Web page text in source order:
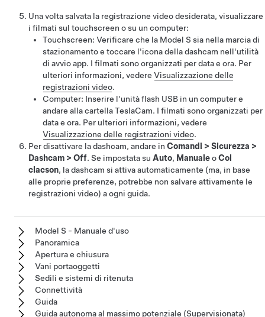
Una volta salvata la registrazione video desiderata, visualizzare
i filmati sul touchscreen o su un computer:
Touchscreen: Verificare che la Model S sia nella marcia di
stazionamento e toccare l'icona della dashcam nell'utilità
di avvio app. I filmati sono organizzati per data e ora. Per
ulteriori informazioni, vedere Visualizzazione delle
registrazioni video.
Computer: Inserire l'unità flash USB in un computer e
andare alla cartella TeslaCam. I filmati sono organizzati per
data e ora. Per ulteriori informazioni, vedere
Visualizzazione delle registrazioni video.
Per disattivare la dashcam, andare in Comandi > Sicurezza >
Dashcam > Off. Se impostata su Auto, ManualeoCol
clacson, la dashcam si attiva automaticamente (ma, in base
alle proprie preferenze, potrebbe non salvare attivamente le
registrazioni video) a ogni guida.
Model S - Manuale d'uso
Panoramica
Apertura e chiusura
Vani portaoggetti
Sedili e sistemi di ritenuta
Connettività
Guida
Guida autonoma al massimo potenziale (Supervisionata)